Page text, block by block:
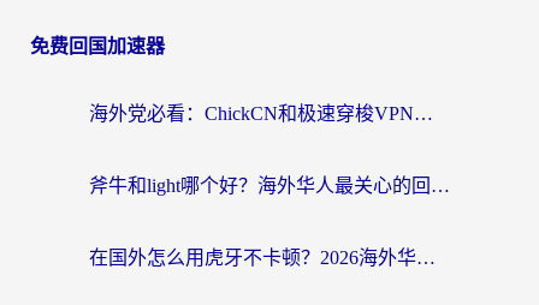
免费回国加速器
海外党必看：ChickCN和极速穿梭VPN好用吗？3招教你选对回国加速器无缝刷国内资源
斧牛和light哪个好？海外华人最关心的回国加速器选择难题，一篇讲透
在国外怎么用虎牙不卡顿？2026海外华人亲测有效的回国加速器选择指南